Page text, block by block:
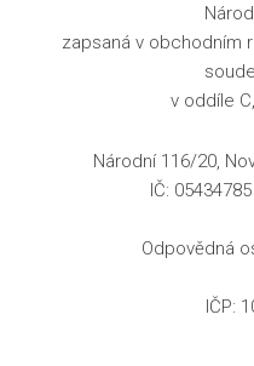
zapsaná v obchodním
v oddíle
Národní 116/20,
IČ:
Odpovědná
IČP: